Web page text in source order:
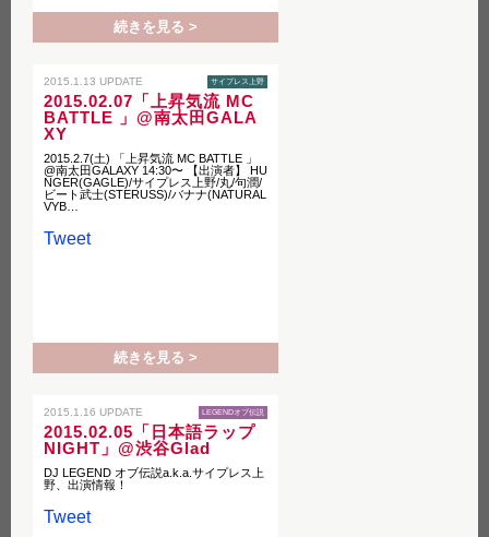
続きを見る >
2015.1.13 UPDATE サイプレス上野
2015.02.07「上昇気流 MC
BATTLE 」@南太田GALA
XY
2015.2.7(土) 「上昇気流 MC BATTLE 」
@南太田GALAXY 14:30〜 【出演者】 HU
NGER(GAGLE)/サイプレス上野/丸/句潤/
ビート武士(STERUSS)/バナナ(NATURAL
VYB…
Tweet
続きを見る >
2015.1.16 UPDATE LEGENDオブ伝説
2015.02.05「日本語ラップ
NIGHT」@渋谷Glad
DJ LEGEND オブ伝説a.k.a.サイプレス上
野、出演情報！
Tweet